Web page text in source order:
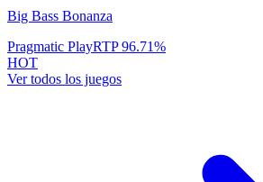
Big Bass Bonanza
Pragmatic PlayRTP96.71%
HOT
Ver todos los juegos